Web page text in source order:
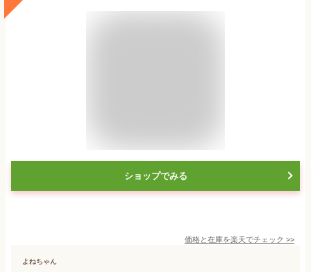
ショップでみる
価格と在庫を楽天でチェック >>
よねちゃん